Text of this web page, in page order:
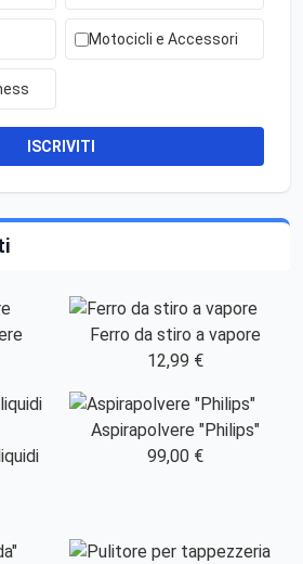
Motocicli e Accessori
ISCRIVITI
Ferro da stiro a vapore
12,99 €
Aspirapolvere "Philips"
99,00 €